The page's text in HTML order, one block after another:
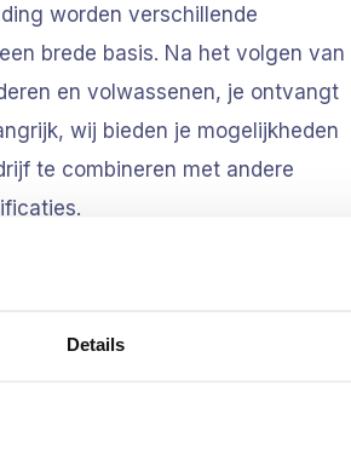
Details
worden verschillende
brede basis. Na het volgen van
en volwassenen, je ontvangt
wij bieden je mogelijkheden
te combineren met andere